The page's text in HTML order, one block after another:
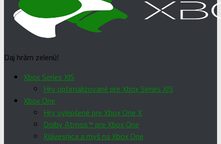
Daj hrám zelenú!
Xbox Series X|S
Hry optimalizované pre Xbox Series X|S
Xbox One
Hry vylepšené pre Xbox One X
Dolby Atmos™ pre Xbox One
Klávesnica a myš na Xbox One